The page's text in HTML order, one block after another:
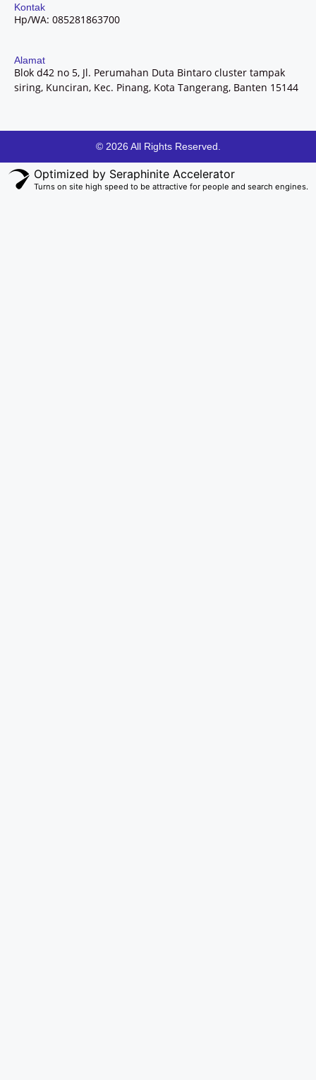
Kontak
Hp/WA: 085281863700
Alamat
Blok d42 no 5, Jl. Perumahan Duta Bintaro cluster tampak
siring, Kunciran, Kec. Pinang, Kota Tangerang, Banten 15144
© 2026 All Rights Reserved.
Optimized by Seraphinite Accelerator
Turns on site high speed to be attractive for people and search engines.